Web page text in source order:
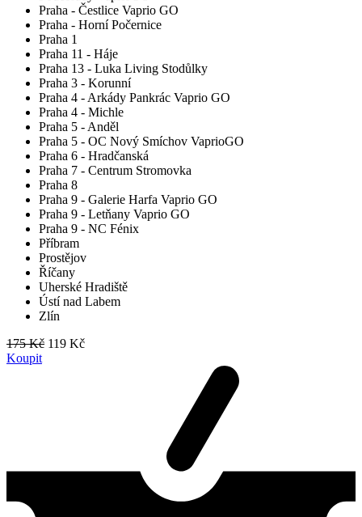
Praha - Čestlice Vaprio GO
Praha - Horní Počernice
Praha 1
Praha 11 - Háje
Praha 13 - Luka Living Stodůlky
Praha 3 - Korunní
Praha 4 - Arkády Pankrác Vaprio GO
Praha 4 - Michle
Praha 5 - Anděl
Praha 5 - OC Nový Smíchov VaprioGO
Praha 6 - Hradčanská
Praha 7 - Centrum Stromovka
Praha 8
Praha 9 - Galerie Harfa Vaprio GO
Praha 9 - Letňany Vaprio GO
Praha 9 - NC Fénix
Příbram
Prostějov
Říčany
Uherské Hradiště
Ústí nad Labem
Zlín
175 Kč 119 Kč
Koupit